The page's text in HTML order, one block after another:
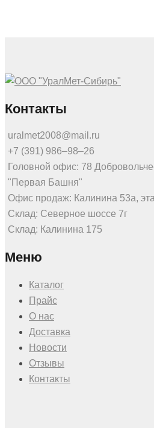
Контакты
uralmet2008@mail.ru
+7 (391) 986‒98‒26
Головной офис: 78
"Первая Башня"
Офис продаж: Калинина 53а,
Склад: Северное шоссе 7г
Склад: Калинина 175
Меню
Каталог
Прайс
О нас
Доставка
Новости
Отзывы
Контакты